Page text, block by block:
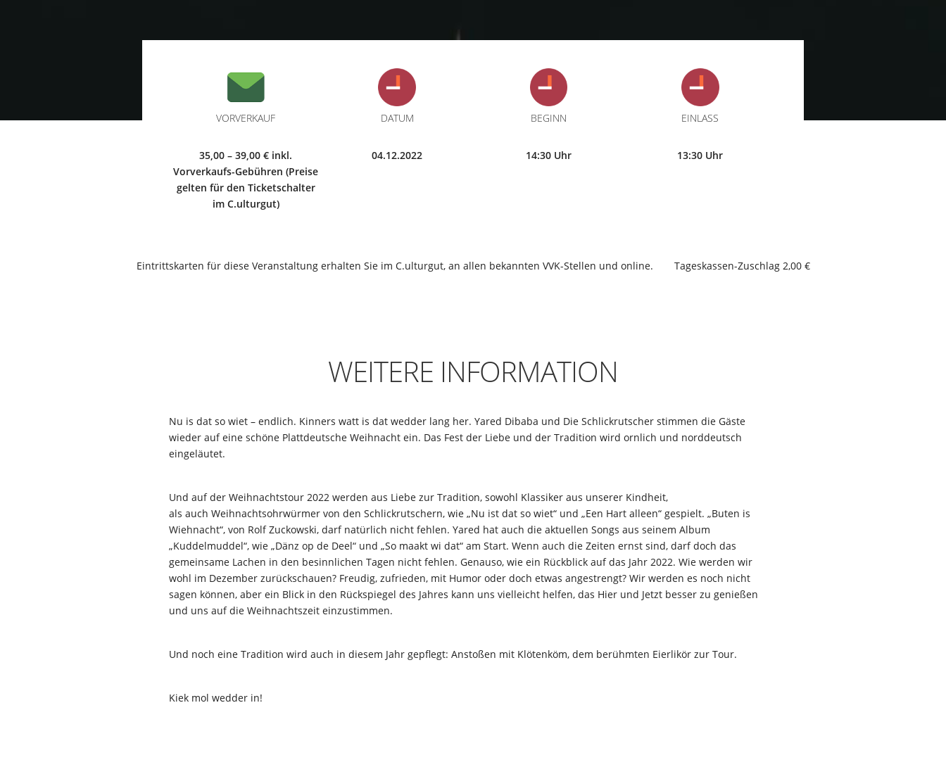
WEITERE INFORMATION
Nu is dat so wiet – endlich. Kinners watt is dat wedder lang her. Yared Dibaba und Die Schlickrutscher stimmen die Gäste
wieder auf eine schöne Plattdeutsche Weihnacht ein. Das Fest der Liebe und der Tradition wird ornlich und norddeutsch
eingeläutet.
Und auf der Weihnachtstour 2022 werden aus Liebe zur Tradition, sowohl Klassiker aus unserer Kindheit,
als auch Weihnachtsohrwürmer von den Schlickrutschern, wie „Nu ist dat so wiet“ und „Een Hart alleen“ gespielt. „Buten is
Wiehnacht“, von Rolf Zuckowski, darf natürlich nicht fehlen. Yared hat auch die aktuellen Songs aus seinem Album
„Kuddelmuddel“, wie „Dänz op de Deel“ und „So maakt wi dat“ am Start. Wenn auch die Zeiten ernst sind, darf doch das
gemeinsame Lachen in den besinnlichen Tagen nicht fehlen. Genauso, wie ein Rückblick auf das Jahr 2022. Wie werden wir
wohl im Dezember zurückschauen? Freudig, zufrieden, mit Humor oder doch etwas angestrengt? Wir werden es noch nicht
sagen können, aber ein Blick in den Rückspiegel des Jahres kann uns vielleicht helfen, das Hier und Jetzt besser zu genießen
und uns auf die Weihnachtszeit einzustimmen.
Und noch eine Tradition wird auch in diesem Jahr gepflegt: Anstoßen mit Klötenköm, dem berühmten Eierlikör zur Tour.
Kiek mol wedder in!
VORVERKAUF
35,00 – 39,00 € inkl.
Vorverkaufs-Gebühren (Preise
gelten für den Ticketschalter
im C.ulturgut)
DATUM
04.12.2022
BEGINN
14:30 Uhr
EINLASS
13:30 Uhr
Eintrittskarten für diese Veranstaltung erhalten Sie im C.ulturgut, an allen bekannten VVK-Stellen und online. Tageskassen-Zuschlag 2,00 €